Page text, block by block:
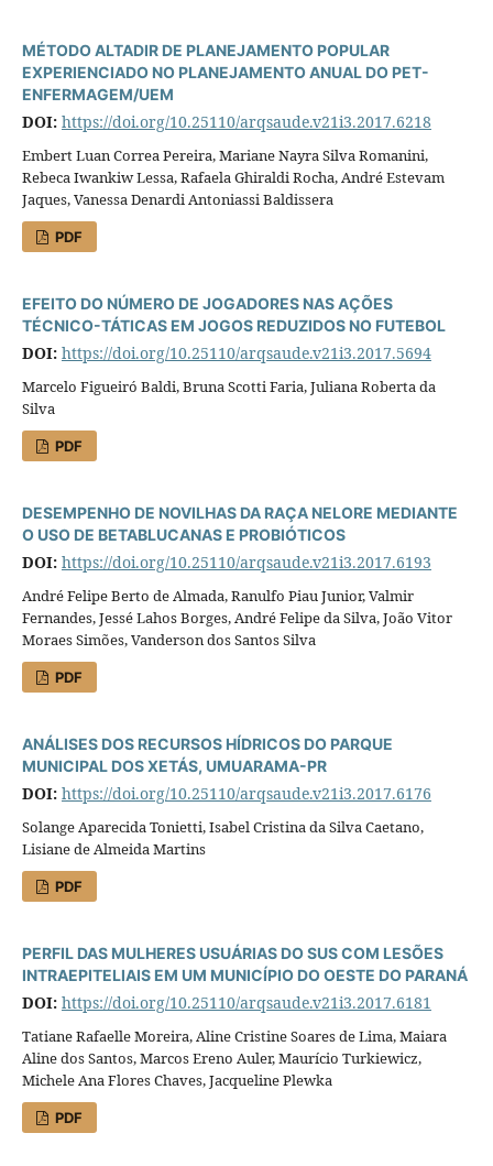
MÉTODO ALTADIR DE PLANEJAMENTO POPULAR
EXPERIENCIADO NO PLANEJAMENTO ANUAL DO PET-
ENFERMAGEM/UEM
DOI: https://doi.org/10.25110/arqsaude.v21i3.2017.6218
Embert Luan Correa Pereira, Mariane Nayra Silva Romanini,
Rebeca Iwankiw Lessa, Rafaela Ghiraldi Rocha, André Estevam
Jaques, Vanessa Denardi Antoniassi Baldissera
PDF
EFEITO DO NÚMERO DE JOGADORES NAS AÇÕES
TÉCNICO-TÁTICAS EM JOGOS REDUZIDOS NO FUTEBOL
DOI: https://doi.org/10.25110/arqsaude.v21i3.2017.5694
Marcelo Figueiró Baldi, Bruna Scotti Faria, Juliana Roberta da
Silva
PDF
DESEMPENHO DE NOVILHAS DA RAÇA NELORE MEDIANTE
O USO DE BETABLUCANAS E PROBIÓTICOS
DOI: https://doi.org/10.25110/arqsaude.v21i3.2017.6193
André Felipe Berto de Almada, Ranulfo Piau Junior, Valmir
Fernandes, Jessé Lahos Borges, André Felipe da Silva, João Vitor
Moraes Simões, Vanderson dos Santos Silva
PDF
ANÁLISES DOS RECURSOS HÍDRICOS DO PARQUE
MUNICIPAL DOS XETÁS, UMUARAMA-PR
DOI: https://doi.org/10.25110/arqsaude.v21i3.2017.6176
Solange Aparecida Tonietti, Isabel Cristina da Silva Caetano,
Lisiane de Almeida Martins
PDF
PERFIL DAS MULHERES USUÁRIAS DO SUS COM LESÕES
INTRAEPITELIAIS EM UM MUNICÍPIO DO OESTE DO PARANÁ
DOI: https://doi.org/10.25110/arqsaude.v21i3.2017.6181
Tatiane Rafaelle Moreira, Aline Cristine Soares de Lima, Maiara
Aline dos Santos, Marcos Ereno Auler, Maurício Turkiewicz,
Michele Ana Flores Chaves, Jacqueline Plewka
PDF